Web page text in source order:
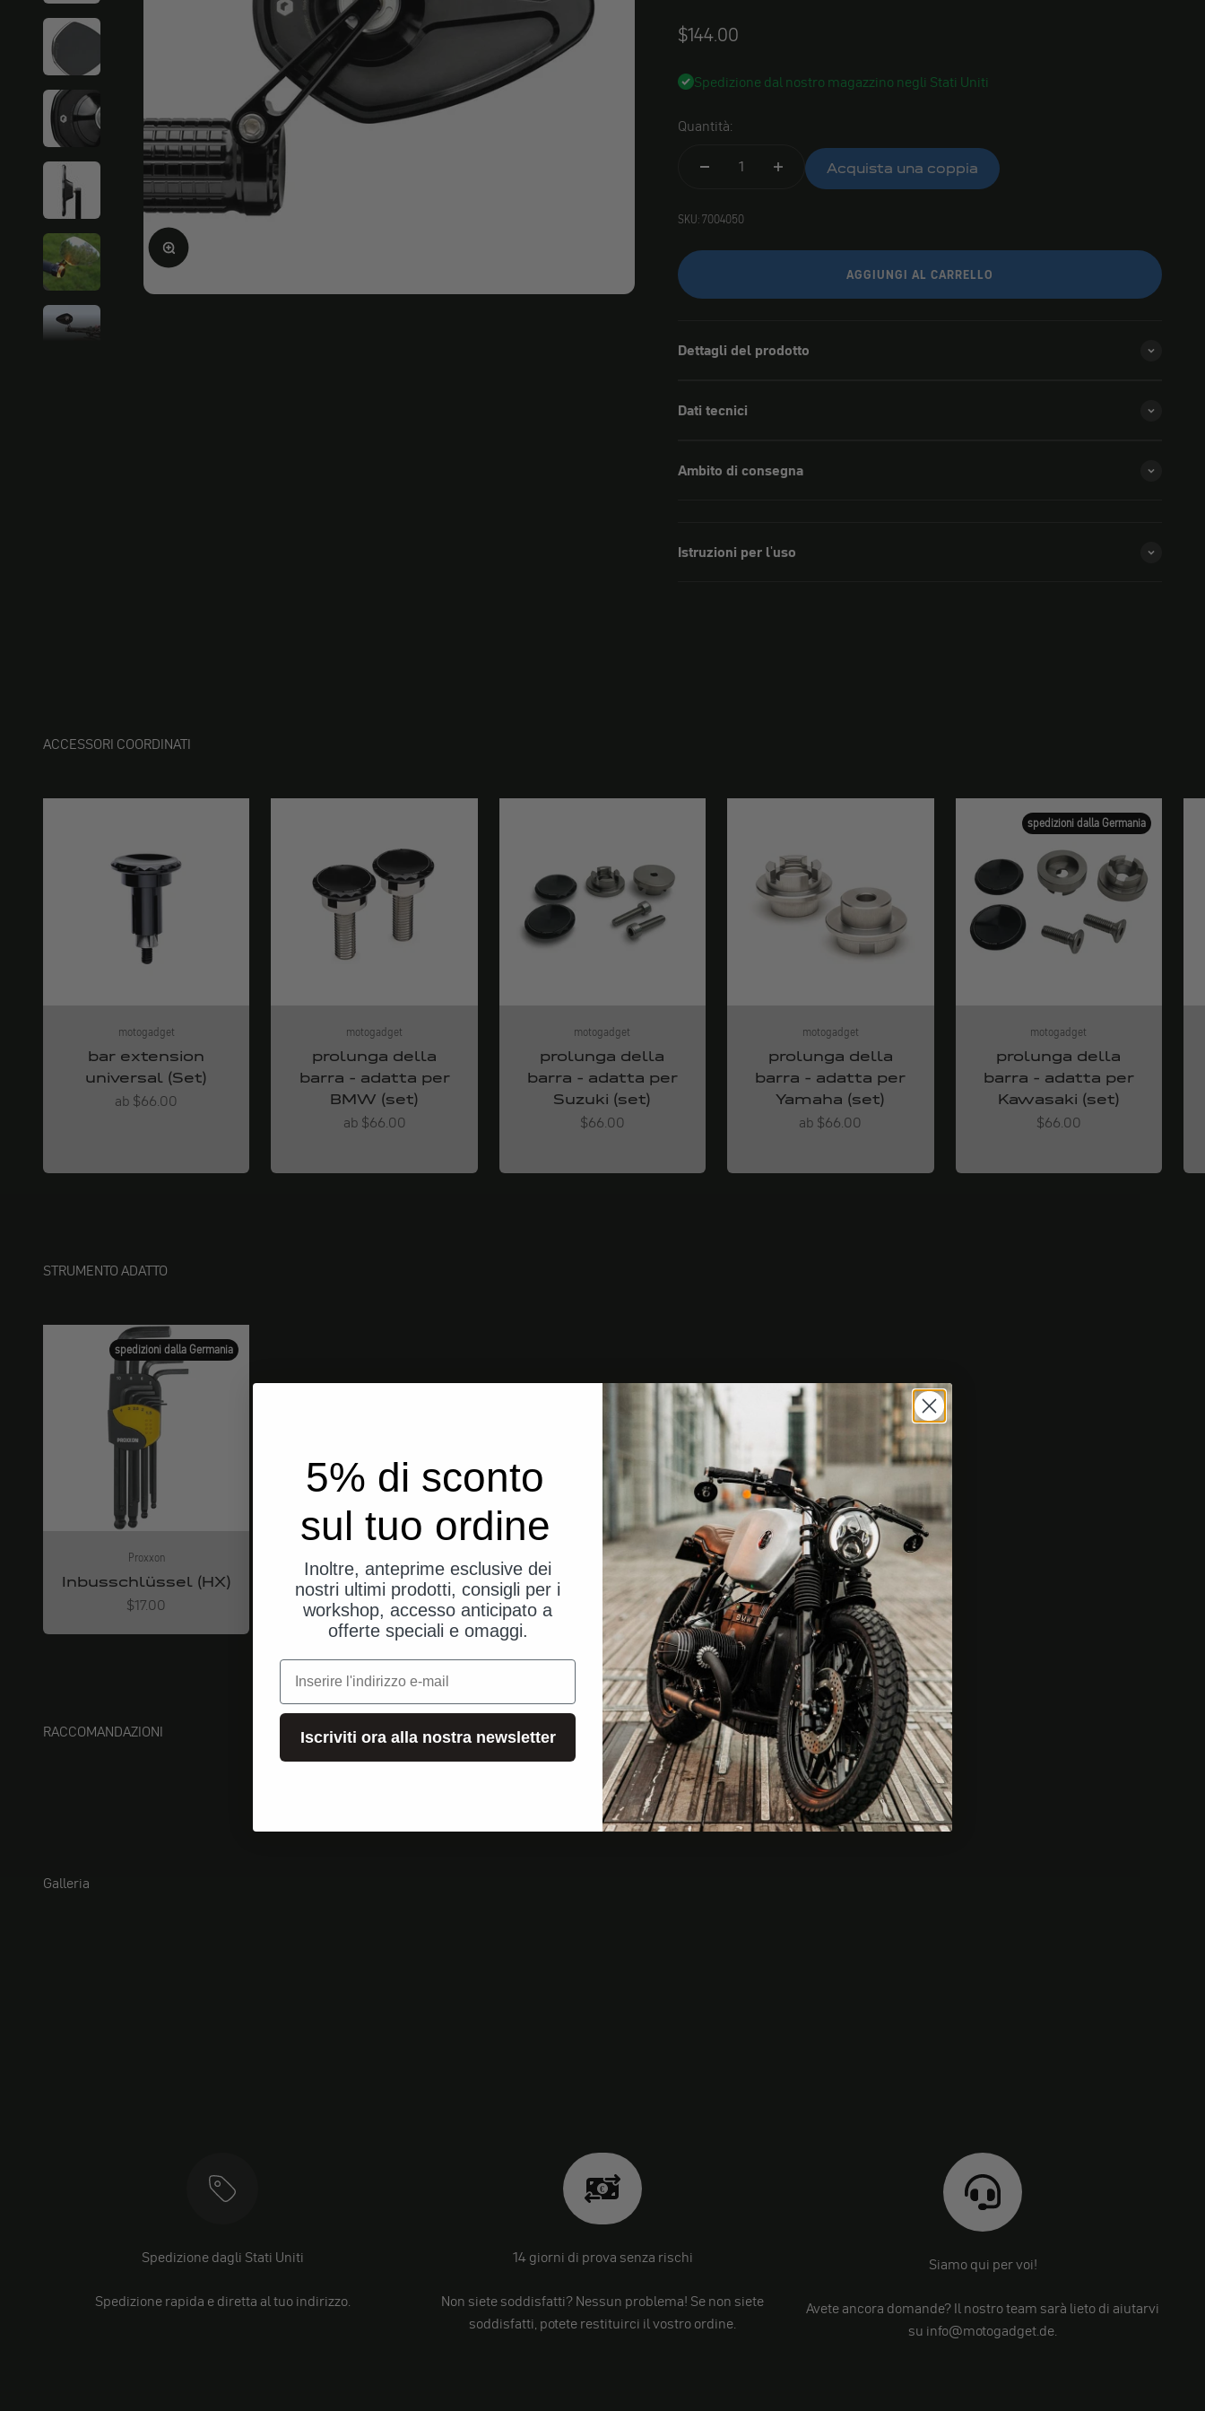
Ingrandire l'immagine
Angebot
$144.00
Spedizione dal nostro magazzino negli Stati Uniti
Quantità:
Acquista una coppia
SKU: 7004050
AGGIUNGI AL CARRELLO
Dettagli del prodotto
Dati tecnici
Ambito di consegna
Istruzioni per l'uso
ACCESSORI COORDINATI
motogadget
bar extension
universal (Set)
Angebot
ab $66.00
motogadget
prolunga della
barra - adatta per
BMW (set)
Angebot
ab $66.00
motogadget
prolunga della
barra - adatta per
Suzuki (set)
Angebot
$66.00
motogadget
prolunga della
barra - adatta per
Yamaha (set)
Angebot
ab $66.00
spedizioni dalla Germania
motogadget
prolunga della
barra - adatta per
Kawasaki (set)
Angebot
$66.00
STRUMENTO ADATTO
spedizioni dalla Germania
Proxxon
Inbusschlüssel (HX)
Angebot
$17.00
RACCOMANDAZIONI
Galleria
Spedizione dagli Stati Uniti
Spedizione rapida e diretta al tuo indirizzo.
14 giorni di prova senza rischi
Non siete soddisfatti? Nessun problema! Se non siete
soddisfatti, potete restituirci il vostro ordine.
Siamo qui per voi!
Avete ancora domande? Il nostro team sarà lieto di aiutarvi
su info@motogadget.de.
5% di sconto
sul tuo ordine
Inoltre, anteprime esclusive dei
nostri ultimi prodotti, consigli per i
workshop, accesso anticipato a
offerte speciali e omaggi.
e-mail
Iscriviti ora alla nostra newsletter